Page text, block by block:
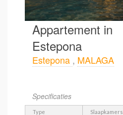
Appartement in
Estepona
Estepona , MALAGA
Specificaties
Type
Slaapkamers